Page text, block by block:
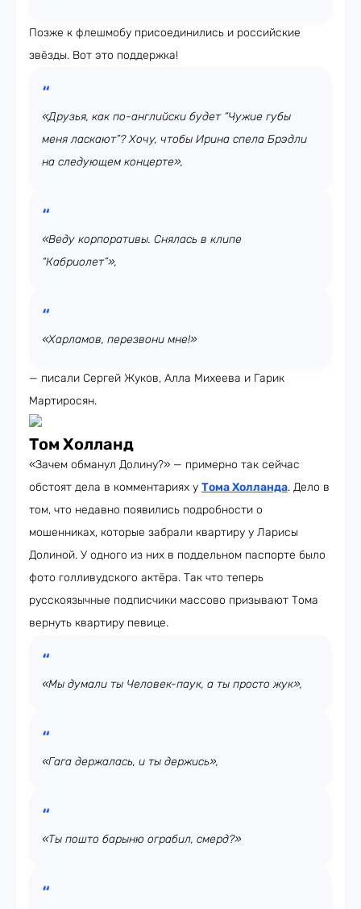
Позже к флешмобу присоединились и российские
звёзды. Вот это поддержка!
«Друзья, как по-английски будет “Чужие губы
меня ласкают”? Хочу, чтобы Ирина спела Брэдли
на следующем концерте»,
«Веду корпоративы. Снялась в клипе
“Кабриолет”»,
«Харламов, перезвони мне!»
— писали Сергей Жуков, Алла Михеева и Гарик
Мартиросян.
Том Холланд
«Зачем обманул Долину?» — примерно так сейчас
обстоят дела в комментариях у Тома Холланда. Дело в
том, что недавно появились подробности о
мошенниках, которые забрали квартиру у Ларисы
Долиной. У одного из них в поддельном паспорте было
фото голливудского актёра. Так что теперь
русскоязычные подписчики массово призывают Тома
вернуть квартиру певице.
«Мы думали ты Человек-паук, а ты просто жук»,
«Гага держалась, и ты держись»,
«Ты пошто барыню ограбил, смерд?»